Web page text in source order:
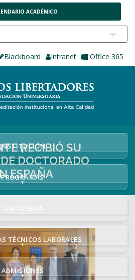
ACADÉMICO
Blackboard Intranet Office 365
INSTITUCIÓN
+
PROGRAMAS
+
+
TÉCNICOS LABORALES
+
ADMISIONES
+
RECIBIÓ SU
DOCTORADO
ESPAÑA